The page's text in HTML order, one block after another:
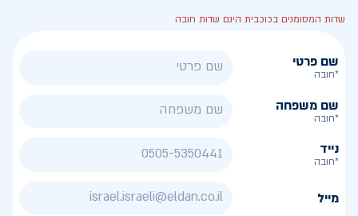
שדות המסומנים בכוכבית הינם שדות חובה
שם פרטי
*חובה
שם משפחה
*חובה
נייד
*חובה
מייל